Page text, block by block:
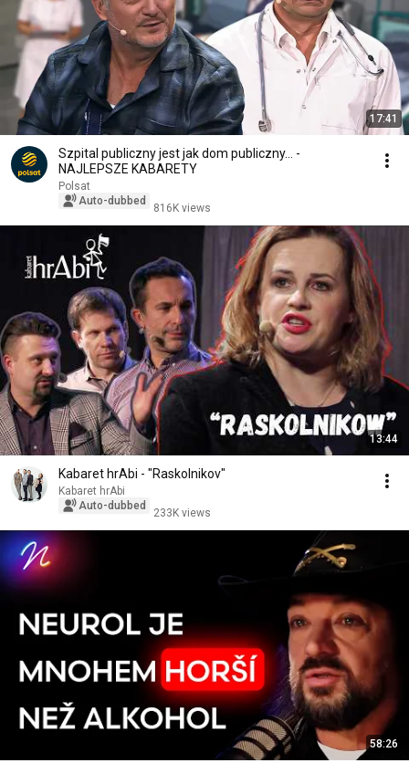
17:41
Szpital publiczny jest jak dom publiczny... -
NAJLEPSZE KABARETY
Polsat
Auto-dubbed
816K views
13:44
Kabaret hrAbi - "Raskolnikov"
Kabaret hrAbi
Auto-dubbed
233K views
58:26